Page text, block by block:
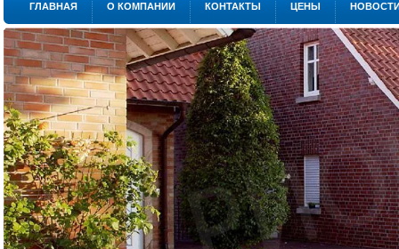
ГЛАВНАЯ О КОМПАНИИ КОНТАКТЫ ЦЕНЫ